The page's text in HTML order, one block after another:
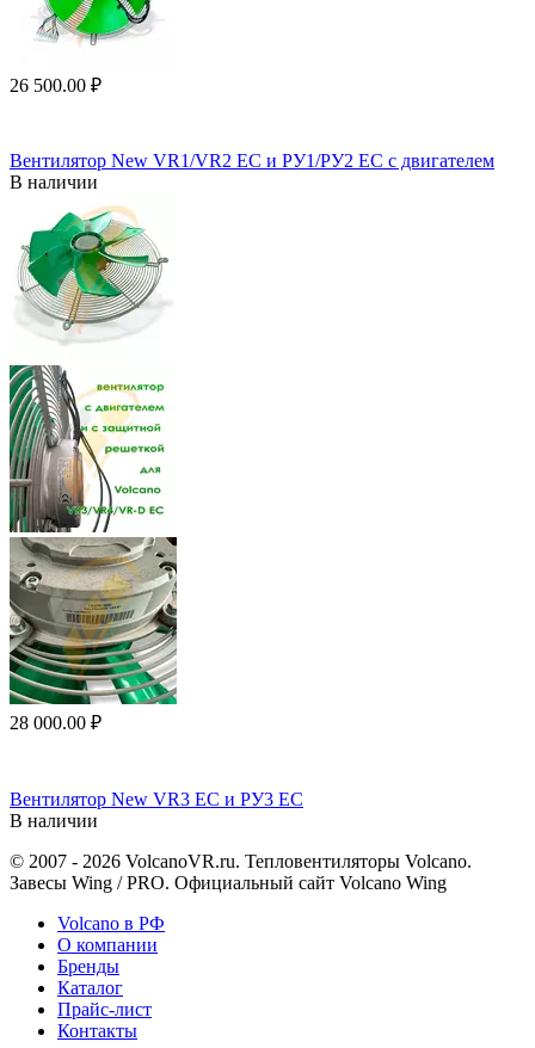
26 500.00 ₽
Вентилятор New VR1/VR2 EC и РУ1/РУ2 ЕС с двигателем
В наличии
28 000.00 ₽
Вентилятор New VR3 EC и РУ3 ЕС
В наличии
© 2007 - 2026 VolcanoVR.ru. Тепловентиляторы Volcano.
Завесы Wing / PRO. Официальный сайт Volcano Wing
Volcano в РФ
О компании
Бренды
Каталог
Прайс-лист
Контакты